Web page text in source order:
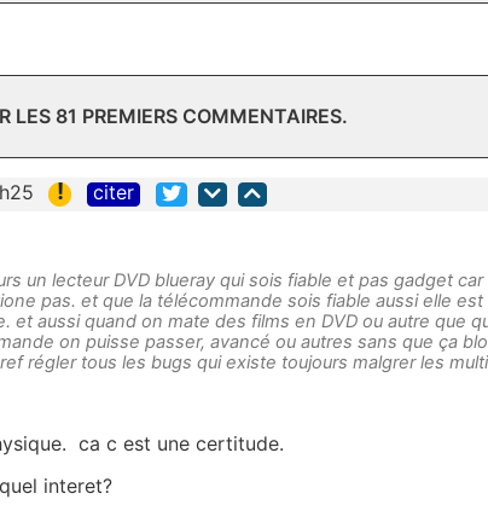
LES 81 PREMIERS COMMENTAIRES.
! citer
un lecteur DVD blueray qui sois fiable et pas gadget
pas. et que la télécommande sois fiable aussi elle est
et aussi quand on mate des films en DVD ou autre que
on puisse passer, avancé ou autres sans que ça
régler tous les bugs qui existe toujours malgrer les
ca c est une certitude.
interet?